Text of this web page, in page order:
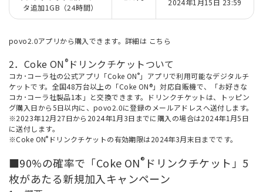
タ追加1GB（24時間）
2024年1月15日 23:59
povo2.0アプリから購入できます。詳細は こちら
2．Coke ON® ドリンクチケットついて
コカ･コーラ社の公式アプリ「Coke ON® 」アプリで利用可能なデジタルチ
ケットです。全国48万台以上の「Coke ON®」対応自販機で、「お好きな
コカ･コーラ社製品1本」と交換できます。ドリンクチケットは、トッピン
グ購入日から5日以内に、povo2.0に登録のメールアドレスへ送付します。
※2023年12月27日から2024年1月3日までに購入の場合は2024年1月5日
に送付します。
※Coke ON® ドリンクチケットの有効期限は2024年3月末日までです。
■90%の確率で「Coke ON® ドリンクチケット」5
枚があたる新規加入キャンペーン